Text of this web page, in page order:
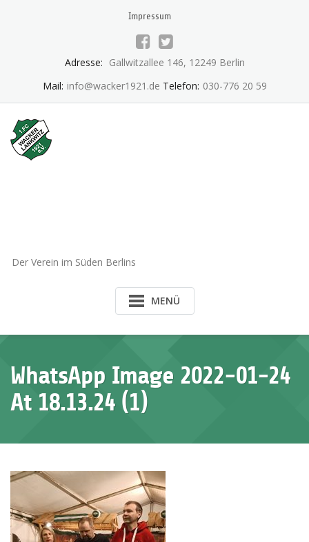
Impressum
Adresse: Gallwitzallee 146, 12249 Berlin
Mail: info@wacker1921.de Telefon: 030-776 20 59
Der Verein im Süden Berlins
MENÜ
WhatsApp Image 2022-01-24
At 18.13.24 (1)